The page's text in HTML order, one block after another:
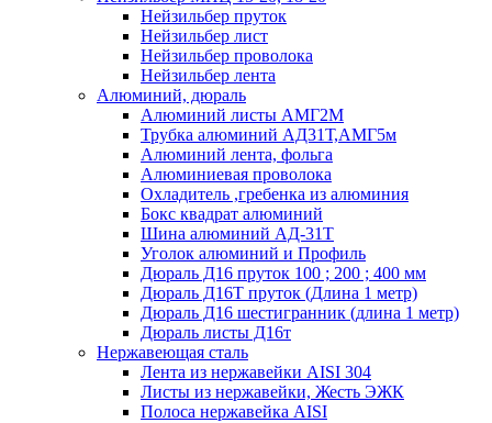
Нейзильбер пруток
Нейзильбер лист
Нейзильбер проволока
Нейзильбер лента
Алюминий, дюраль
Алюминий листы АМГ2М
Трубка алюминий АД31Т,АМГ5м
Алюминий лента, фольга
Алюминиевая проволока
Охладитель ,гребенка из алюминия
Бокс квадрат алюминий
Шина алюминий АД-31Т
Уголок алюминий и Профиль
Дюраль Д16 пруток 100 ; 200 ; 400 мм
Дюраль Д16Т пруток (Длина 1 метр)
Дюраль Д16 шестигранник (длина 1 метр)
Дюраль листы Д16т
Нержавеющая сталь
Лента из нержавейки AISI 304
Листы из нержавейки, Жесть ЭЖК
Полоса нержавейка АISI